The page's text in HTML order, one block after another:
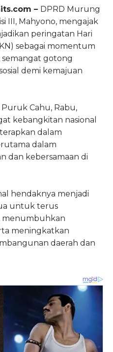
– DPRD Murung
III, Mahyono, mengajak
peringatan Hari
sebagai momentum
gotong
demi kemajuan
Cahu, Rabu,
kebangkitan nasional
dalam
dalam
dan kebersamaan di
hendaknya menjadi
untuk terus
menumbuhkan
meningkatkan
daerah dan